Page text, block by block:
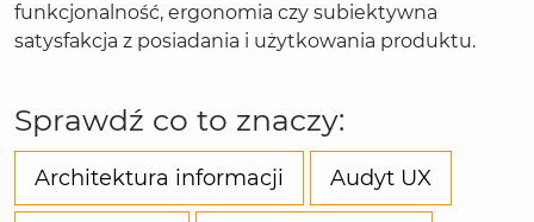
funkcjonalność, ergonomia czy subiektywna
satysfakcja z posiadania i użytkowania produktu.
Sprawdź co to znaczy:
Architektura informacji Audyt UX